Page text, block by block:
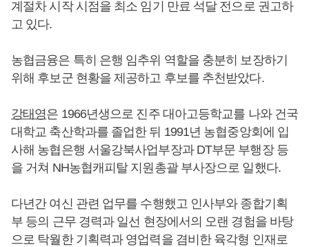
계절차 시작 시점을 최소 임기 만료 석달 전으로 권고하
고 있다.
농협금융은 특히 은행 임추위 역할을 충분히 보장하기
위해 후보군 현황을 제공하고 후보를 추천받았다.
강태영은 1966년생으로 진주 대아고등학교를 나와 건국
대학교 축산학과를 졸업한 뒤 1991년 농협중앙회에 입
사해 농협은행 서울강북사업부장과 DT부문 부행장 등
을 거쳐 NH농협캐피탈 지원총괄 부사장으로 일했다.
다년간 여신 관련 업무를 수행했고 인사부와 종합기획
부 등의 근무 경력과 일선 현장에서의 오랜 경험을 바탕
으로 탁월한 기획력과 영업력을 겸비한 육각형 인재로